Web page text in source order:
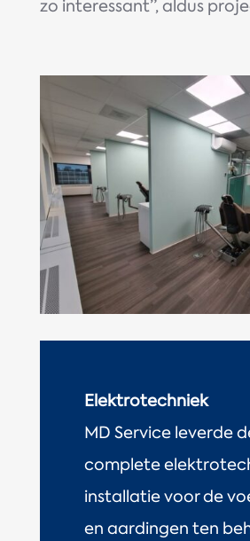
zo interessant”, aldus
Elektrotechniek
MD Service leverde
complete
installatie voor de
en aardingen ten